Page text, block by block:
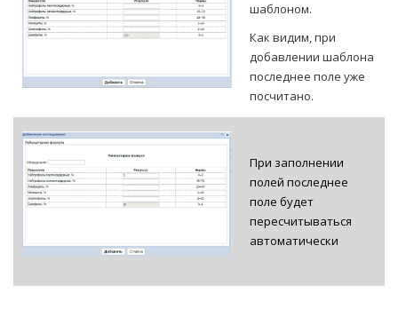
шаблоном.
Как видим, при
добавлении шаблона
последнее поле уже
посчитано.
При заполнении
полей последнее
поле будет
пересчитываться
автоматически